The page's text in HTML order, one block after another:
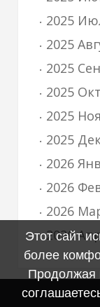
2025
2025
2025
2025
2025
2025
2026
2026
2026
2026
Этот сайт
более
Продолжая